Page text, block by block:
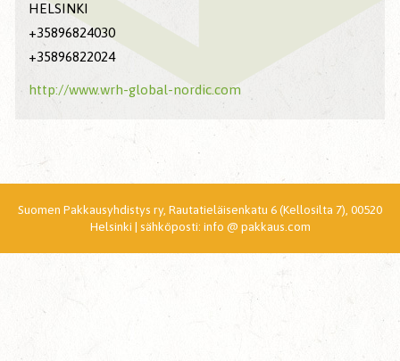
HELSINKI
+35896824030
+35896822024
http://www.wrh-global-nordic.com
Suomen Pakkausyhdistys ry, Rautatieläisenkatu 6 (Kellosilta 7), 00520
Helsinki | sähköposti: info @ pakkaus.com